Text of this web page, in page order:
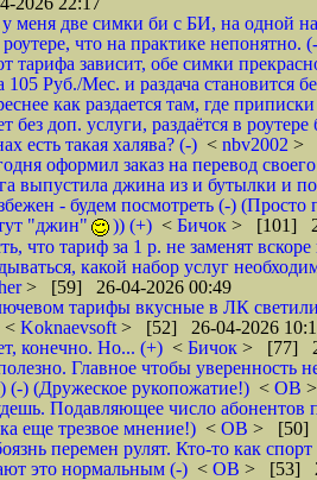
меня две симки би с БИ, на одной
что на практике непонятно.
тарифа зависит, обе симки
105 Руб./Мес. и раздача становится
как раздается там, где
без доп. услуги, раздаётся в
есть такая халява? (-) < nbv2002 >
оформил заказ на перевод
выпустила джина из и бутылки и
- будем посмотреть (-) (Просто
"джин"
)) (+) < Бичок > [101]
что тариф за 1 р. не заменят
какой набор услуг
> [59] 26-04-2026 00:49
тарифы вкусные в ЛК
< Koknaevsoft > [52] 26-04-2026
конечно. Но... (+) < Бичок > [77]
Главное чтобы уверенность
(-) (Дружеское рукопожатие!) < ОВ
Подавляющее число
еще трезвое мнение!) < ОВ > [50]
перемен рулят. Кто-то как
это нормальным (-) < ОВ > [53]